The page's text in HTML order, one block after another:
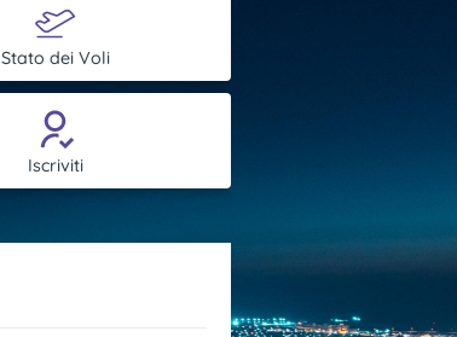
Stato dei Voli
Iscriviti